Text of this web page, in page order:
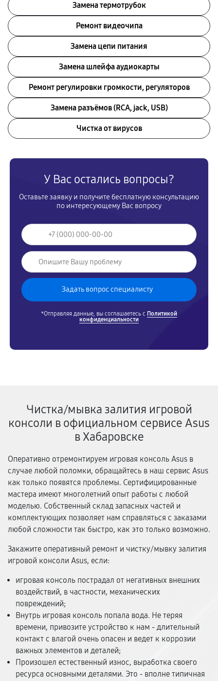
Замена термотрубок
Ремонт видеочипа
Замена цепи питания
Замена шлейфа аудиокарты
Ремонт регулировки громкости, регуляторов
Замена разъёмов (RCA, jack, USB)
Чистка от вирусов
У Вас остались вопросы?
Оставьте заявку и получите бесплатную консультацию
по интересующему Вас вопросу
*Отправляя данные, вы соглашаетесь с Политикой
конфиденциальности
Чистка/мывка залития игровой
консоли в официальном сервисе Asus
в Хабаровске
Оперативно отремонтируем игровая консоль Asus в
случае любой поломки, обращайтесь в наш сервис Asus
как только появятся проблемы. Сертифицированные
мастера имеют многолетний опыт работы с любой
моделью. Собственный склад запасных частей и
комплектующих позволяет нам справляться с заказами
любой сложности так быстро, как это только возможно.
Закажите оперативный ремонт и чистку/мывку залития
игровой консоли Asus, если:
игровая консоль пострадал от негативных внешних
воздействий, в частности, механических
повреждений;
Внутрь игровая консоль попала вода. Не теряя
времени, привозите устройство к нам - длительный
контакт с влагой очень опасен и ведет к коррозии
важных элементов и деталей;
Произошел естественный износ, выработка своего
ресурса основными деталями. Это - вполне типичная